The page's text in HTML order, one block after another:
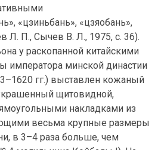
«цзиньбань», «цзяобань»,
Л. П., Сычев В. Л., 1975, с. 36).
у раскопанной китайскими
императора минской династии
гг.) выставлен кожаный
щитовидной,
накладками из
весьма крупные размеры
в 3–4 раза больше, чем